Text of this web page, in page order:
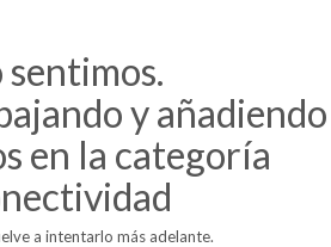
sentimos.
y añadiendo
en la categoría
a intentarlo más adelante.